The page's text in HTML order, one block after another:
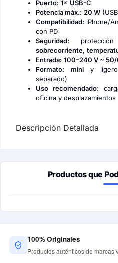
Puerto: 1× USB-C
Potencia máx.: 20 W
Compatibilidad: iPhone/
con PD
Seguridad:
sobrecorriente,
Entrada: 100–240 V ~
Formato:
miniy ligero
separado)
Uso recomendado:
oficina y desplazamientos
Descripción Detallada
Productos que
100% Originales
Productos auténticos de marcas